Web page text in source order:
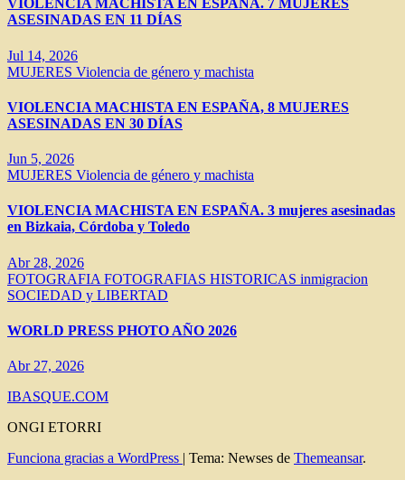
VIOLENCIA MACHISTA EN ESPAÑA. 7 MUJERES
ASESINADAS EN 11 DÍAS
Jul 14, 2026
MUJERES Violencia de género y machista
VIOLENCIA MACHISTA EN ESPAÑA, 8 MUJERES
ASESINADAS EN 30 DÍAS
Jun 5, 2026
MUJERES Violencia de género y machista
VIOLENCIA MACHISTA EN ESPAÑA. 3 mujeres asesinadas
en Bizkaia, Córdoba y Toledo
Abr 28, 2026
FOTOGRAFIA FOTOGRAFIAS HISTORICAS inmigracion
SOCIEDAD y LIBERTAD
WORLD PRESS PHOTO AÑO 2026
Abr 27, 2026
IBASQUE.COM
ONGI ETORRI
Funciona gracias a WordPress | Tema: Newses de Themeansar.